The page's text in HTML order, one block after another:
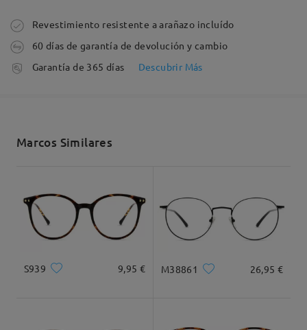
comentarios
Deje su comentario
Pedido realizado
Fabricación
Llegado
Revestimiento resistente a arañazo incluído
60 días de garantía de devolución y cambio
Garantía de 365 días
Descubrir Más
Marcos Similares
S939 9,95 € M38861 26,95 €